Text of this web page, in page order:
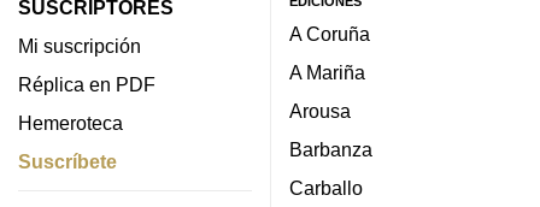
SUSCRIPTORES
Mi suscripción
Réplica en PDF
Hemeroteca
Suscríbete
A Coruña
A Mariña
Arousa
Barbanza
Carballo